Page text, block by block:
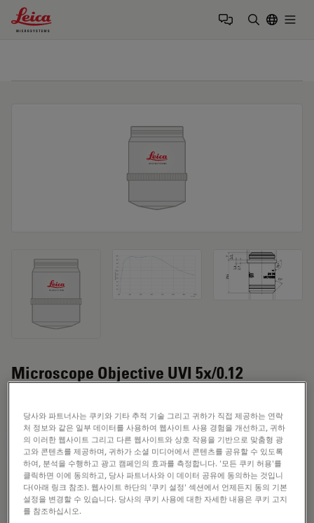
Leica Microsystems Logo
Microscope Objective UVI 5x/0.12
견적 요청하기
Discover the perfect solution. Explore
our Objective Finder, compare
당사와 파트너사는 쿠키와 기타 추적 기술 그리고 귀하가 직접 제공하는 연락
처 정보와 같은 일부 데이터를 사용하여 웹사이트 사용 경험을 개선하고, 귀하
의 이러한 웹사이트 그리고 다른 웹사이트와 상호 작용을 기반으로 맞춤형 광
고와 콘텐츠를 제공하며, 귀하가 소셜 미디어에서 콘텐츠를 공유할 수 있도록
하여, 분석을 수행하고 광고 캠페인의 효과를 측정합니다. '모든 쿠키 허용'를
클릭하면 이에 동의하고, 당사 파트너사와 이 데이터 공유에 동의하는 것입니
다(아래 링크 참조). 웹사이트 하단의 '쿠키 설정' 섹션에서 언제든지 동의 기본
설정을 변경할 수 있습니다. 당사의 쿠키 사용에 대한 자세한 내용은 쿠키 고지
를 참조하십시오.